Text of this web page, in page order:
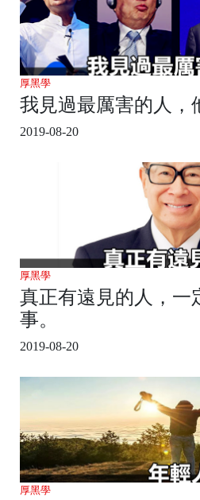
厚黑學
我見過最厲害的人，
2019-08-20
厚黑學
真正有遠見的人，一
事。
2019-08-20
厚黑學